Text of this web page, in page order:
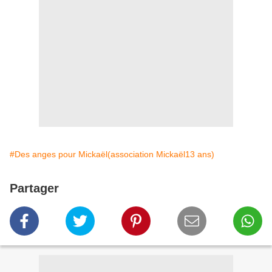
#Des anges pour Mickaël(association Mickaël13 ans)
Partager